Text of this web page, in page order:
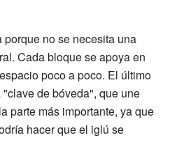
no se necesita una
Cada bloque se apoya en
poco a poco. El último
de bóveda", que une
parte más importante, ya que
hacer que el iglú se